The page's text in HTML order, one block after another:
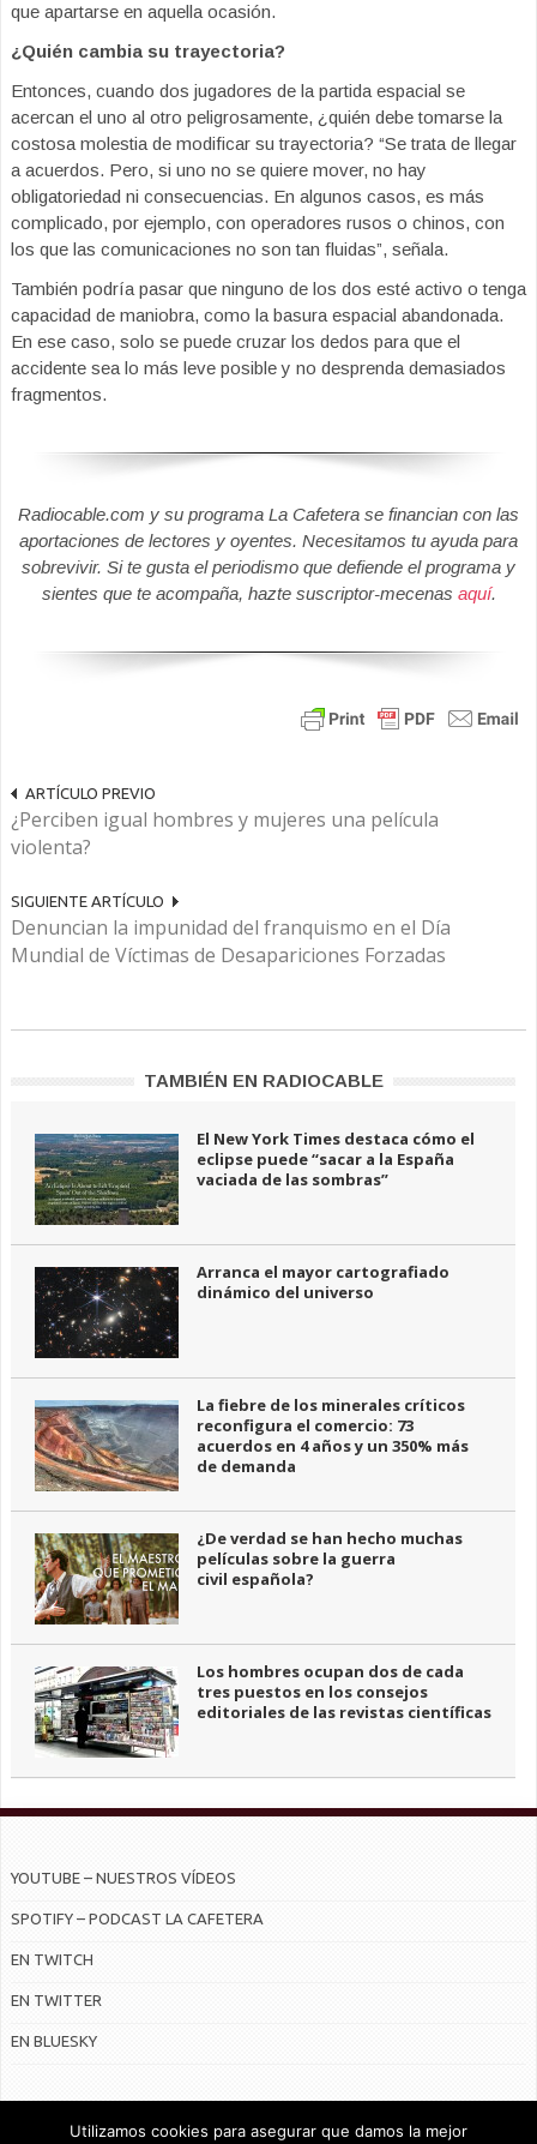
que apartarse en aquella ocasión.
¿Quién cambia su trayectoria?
Entonces, cuando dos jugadores de la partida espacial se
acercan el uno al otro peligrosamente, ¿quién debe tomarse la
costosa molestia de modificar su trayectoria? “Se trata de llegar
a acuerdos. Pero, si uno no se quiere mover, no hay
obligatoriedad ni consecuencias. En algunos casos, es más
complicado, por ejemplo, con operadores rusos o chinos, con
los que las comunicaciones no son tan fluidas”, señala.
También podría pasar que ninguno de los dos esté activo o tenga
capacidad de maniobra, como la basura espacial abandonada.
En ese caso, solo se puede cruzar los dedos para que el
accidente sea lo más leve posible y no desprenda demasiados
fragmentos.
Radiocable.com y su programa La Cafetera se financian con las
aportaciones de lectores y oyentes. Necesitamos tu ayuda para
sobrevivir. Si te gusta el periodismo que defiende el programa y
sientes que te acompaña, hazte suscriptor-mecenas aquí.
ARTÍCULO PREVIO
¿Perciben igual hombres y mujeres una película
violenta?
SIGUIENTE ARTÍCULO
Denuncian la impunidad del franquismo en el Día
Mundial de Víctimas de Desapariciones Forzadas
TAMBIÉN EN RADIOCABLE
El New York Times destaca cómo el
eclipse puede “sacar a la España
vaciada de las sombras”
Arranca el mayor cartografiado
dinámico del universo
La fiebre de los minerales críticos
reconfigura el comercio: 73
acuerdos en 4 años y un 350% más
de demanda
¿De verdad se han hecho muchas
películas sobre la guerra
civil española?
Los hombres ocupan dos de cada
tres puestos en los consejos
editoriales de las revistas científicas
YOUTUBE – NUESTROS VÍDEOS
SPOTIFY – PODCAST LA CAFETERA
EN TWITCH
EN TWITTER
EN BLUESKY
Utilizamos cookies para asegurar que damos la mejor